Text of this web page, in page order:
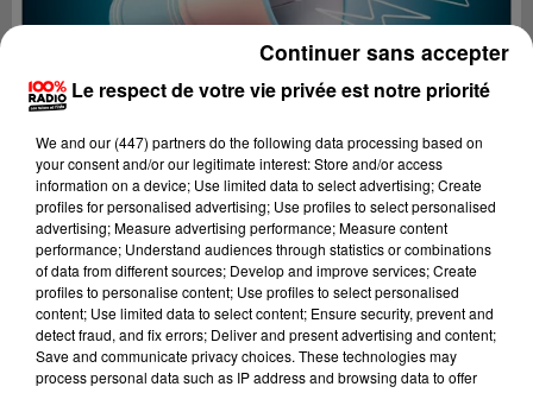
Lecture (4 min 12 sec)
Le respect de votre vie privée est notre priorité
We and our (447) partnersdo the following data processing based on
your consent and/or our legitimate interest: Store and/or access
information on a device; Use limited data to select advertising; Create
profiles for personalised advertising; Use profiles to select personalised
advertising; Measure advertising performance; Measure content
performance; Understand audiences through statistics or combinations
of data from different sources; Develop and improve services; Create
profiles to personalise content; Use profiles to select personalised
content; Use limited data to select content; Ensure security, prevent and
detect fraud, and fix errors; Deliver and present advertising and content;
Save and communicate privacy choices. These technologies may
process personal data such as IP address and browsing data to offer
Continuer sans accepter